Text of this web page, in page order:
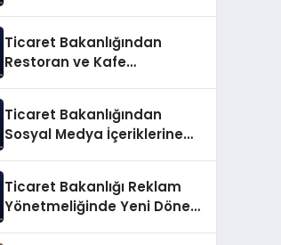
Ticaret Bakanlığından
Restoran ve Kafe
Ticaret Bakanlığından
Sosyal Medya İçeriklerine
Ticaret Bakanlığı Reklam
Yönetmeliğinde Yeni Dönem